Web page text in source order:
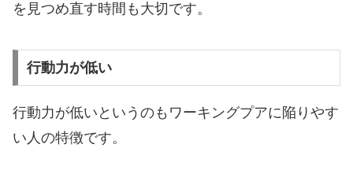
を見つめ直す時間も大切です。
行動力が低い
行動力が低いというのもワーキングプアに陥りやす
い人の特徴です。